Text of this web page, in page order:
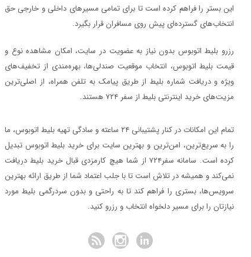
این بستر را فراهم کرده است تا برای تمامی مسیرهای داخلی و خارجی حق
انتخاب‌های گسترده‌ای پیش روی مسافران قرار بگیرد.
رزرو بلیط اتوبوس بدون نیاز به عضویت در سایت، امکان مشاهده نوع و
قیمت بلیط اتوبوس، انتخاب موقعیت صندلی‌ها، بهره‌مندی از تخفیف‌های
ویژه و دریافت شماره‌ بلیط از طریق پیامک به تلفن همراه، از اصلی‌ترین
مزیت‌های خرید اینترنتی بلیط از سفر ۷۲۴ هستند.
تمام این امکانات در کنار پشتیبانی‌ ۲۴ ساعته و سادگی تهیه بلیط اتوبوس، ما
را به سریع‌ترین، امن‌ترین و بهترین سایت برای خرید بلیط اتوبوس تبدیل
کرده است. سامانه سفر۷۲۴ از شما هیچ کارمزدی قبال خرید بلیط دریافت
نمی‌کند و همیشه در تلاش است تا با جلب اعتماد شما از طریق ارائه بهترین
سرویس‌ها، بستری را فراهم کند تا به راحتی و بدون سردرگمی بلیط مورد
نیازتان را برای مسیر دلخواه انتخاب و رزرو کنید.
۱۳۹۷/۹/۱
اصفهان برگزار خواهد شد.
نحوه دریافت ارز مسافرتی از بانک‌ها
خبر